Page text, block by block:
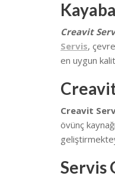
Creavit
Servis,
en uygun
Creavit
övünç
Servis